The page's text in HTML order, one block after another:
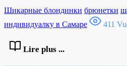
Шикарные блондинки брюнетки
индивидуалку в Самаре
411
Lire plus ...